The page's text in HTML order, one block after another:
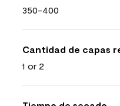
350-400
Cantidad de capas
1 or 2